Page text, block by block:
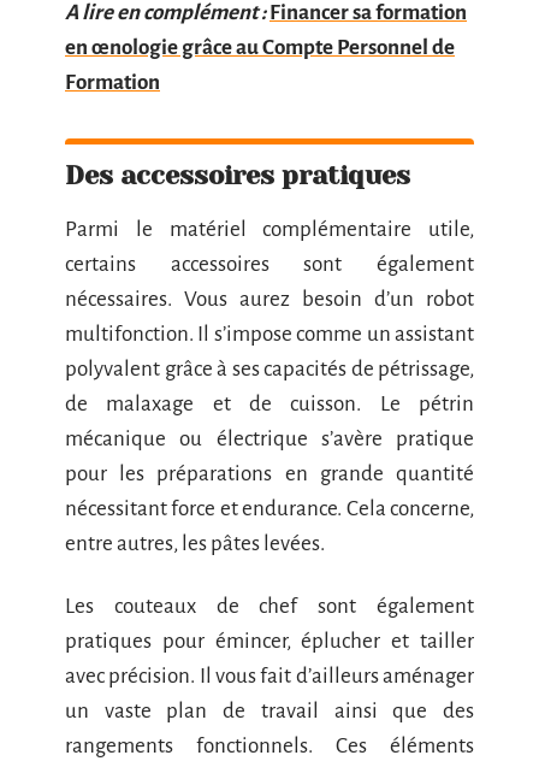
A lire en complément : Financer sa formation
en œnologie grâce au Compte Personnel de
Formation
Des accessoires pratiques
Parmi le matériel complémentaire utile,
certains accessoires sont également
nécessaires. Vous aurez besoin d’un robot
multifonction. Il s’impose comme un assistant
polyvalent grâce à ses capacités de pétrissage,
de malaxage et de cuisson. Le pétrin
mécanique ou électrique s’avère pratique
pour les préparations en grande quantité
nécessitant force et endurance. Cela concerne,
entre autres, les pâtes levées.
Les couteaux de chef sont également
pratiques pour émincer, éplucher et tailler
avec précision. Il vous fait d’ailleurs aménager
un vaste plan de travail ainsi que des
rangements fonctionnels. Ces éléments